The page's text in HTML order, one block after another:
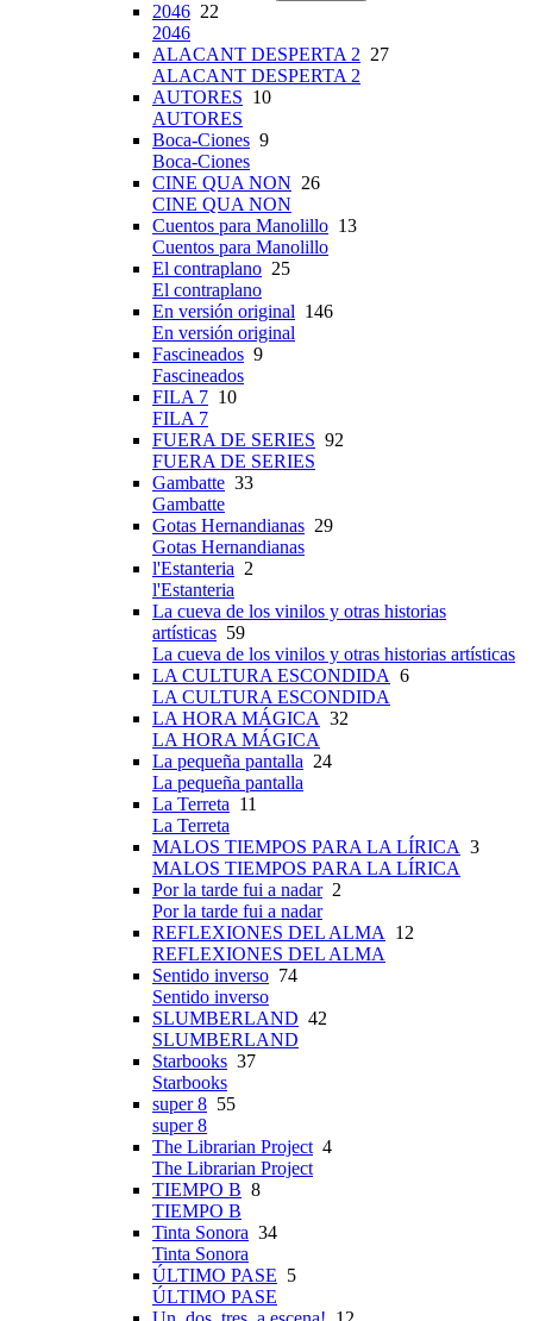
2046 22
2046
ALACANT DESPERTA 2 27
ALACANT DESPERTA 2
AUTORES 10
AUTORES
Boca-Ciones 9
Boca-Ciones
CINE QUA NON 26
CINE QUA NON
Cuentos para Manolillo 13
Cuentos para Manolillo
El contraplano 25
El contraplano
En versión original 146
En versión original
Fascineados 9
Fascineados
FILA 7 10
FILA 7
FUERA DE SERIES 92
FUERA DE SERIES
Gambatte 33
Gambatte
Gotas Hernandianas 29
Gotas Hernandianas
l'Estanteria 2
l'Estanteria
La cueva de los vinilos y otras historias
artísticas 59
La cueva de los vinilos y otras historias artísticas
LA CULTURA ESCONDIDA 6
LA CULTURA ESCONDIDA
LA HORA MÁGICA 32
LA HORA MÁGICA
La pequeña pantalla 24
La pequeña pantalla
La Terreta 11
La Terreta
MALOS TIEMPOS PARA LA LÍRICA 3
MALOS TIEMPOS PARA LA LÍRICA
Por la tarde fui a nadar2
Por la tarde fui a nadar
REFLEXIONES DEL ALMA
12
REFLEXIONES DEL ALMA
Sentido inverso 74
Sentido inverso
SLUMBERLAND 42
SLUMBERLAND
Starbooks 37
Starbooks
super 8 55
super 8
The Librarian Project 4
The Librarian Project
TIEMPO B 8
TIEMPO B
Tinta Sonora 34
Tinta Sonora
ÚLTIMO PASE 5
ÚLTIMO PASE